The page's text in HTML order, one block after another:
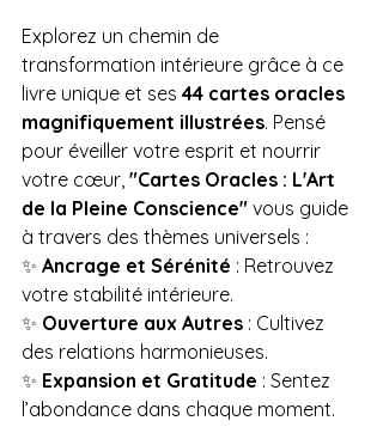
Explorez un chemin de
transformation intérieure grâce à ce
livre unique et ses 44 cartes oracles
magnifiquement illustrées. Pensé
pour éveiller votre esprit et nourrir
votre cœur, "Cartes Oracles : L'Art
de la Pleine Conscience" vous guide
à travers des thèmes universels :
✨ Ancrage et Sérénité : Retrouvez
votre stabilité intérieure.
✨ Ouverture aux Autres : Cultivez
des relations harmonieuses.
✨ Expansion et Gratitude : Sentez
l’abondance dans chaque moment.